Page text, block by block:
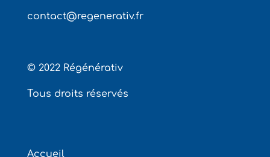
contact@regenerativ.fr
© 2022 Régénérativ
Tous droits réservés
Accueil